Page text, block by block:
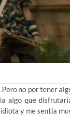
Pero no por tener
algo que
y me sentía